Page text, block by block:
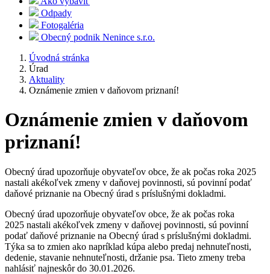
Odpady
Fotogaléria
Obecný podnik Nenince s.r.o.
Úvodná stránka
Úrad
Aktuality
Oznámenie zmien v daňovom priznaní!
Oznámenie zmien v daňovom
priznaní!
Obecný úrad upozorňuje obyvateľov obce, že ak počas roka 2025
nastali akékoľvek zmeny v daňovej povinnosti, sú povinní podať
daňové priznanie na Obecný úrad s príslušnými dokladmi.
Obecný úrad upozorňuje obyvateľov obce, že ak počas roka
2025 nastali akékoľvek zmeny v daňovej povinnosti, sú povinní
podať daňové priznanie na Obecný úrad s príslušnými dokladmi.
Týka sa to zmien ako napríklad kúpa alebo predaj nehnuteľnosti,
dedenie, stavanie nehnuteľnosti, držanie psa. Tieto zmeny treba
nahlásiť najneskôr do 30.01.2026.